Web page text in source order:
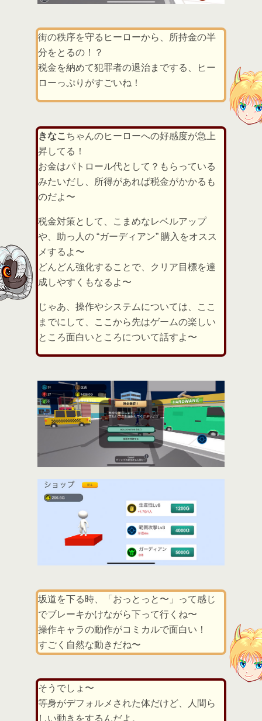
街の秩序を守るヒーローから、所持金の半
分をとるの！？
税金を納めて犯罪者の退治までする、ヒー
ローっぷりがすごいね！
きなこ ちゃんのヒーローへの好感度が急上
昇してる！
お金はパトロール代として？もらっている
みたいだし、所得があれば税金がかかるも
のだよ〜
税金対策として、こまめなレベルアップ
や、助っ人の “ガーディアン” 購入をオスス
メするよ〜
どんどん強化することで、クリア目標を達
成しやすくもなるよ〜
じゃあ、操作やシステムについては、ここ
までにして、ここから先はゲームの楽しい
ところ面白いところについて話すよ〜
坂道を下る時、「おっとっと〜」って感じ
でブレーキかけながら下って行くね〜
操作キャラの動作がコミカルで面白い！
すごく自然な動きだね〜
そうでしょ〜
等身がデフォルメされた体だけど、人間ら
しい動きをするんだよ。